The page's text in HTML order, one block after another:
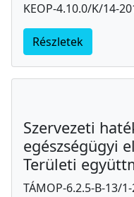
KEOP-4.10.0/K/14-
Részletek
Szervezeti
egészségügyi
Területi
TÁMOP-6.2.5-B-13/